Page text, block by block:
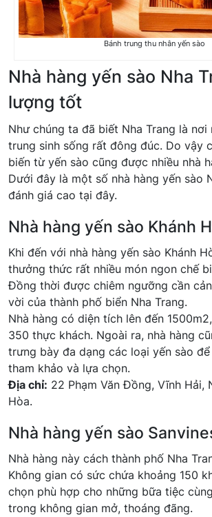
Bánh trung thu nhân yến sào
Nhà hàng yến sào Nha
lượng tốt
Như chúng ta đã biết Nha Trang là nơi
trung sinh sống rất đông đúc. Do vậy
biến từ yến sào cũng được nhiều nhà
Dưới đây là một số nhà hàng yến sào
đánh giá cao tại đây.
Nhà hàng yến sào Khánh
Khi đến với nhà hàng yến sào Khánh
thưởng thức rất nhiều món ngon chế
Đồng thời được chiêm ngưỡng cần
vời của thành phố biển Nha Trang.
Nhà hàng có diện tích lên đến
350 thực khách. Ngoài ra, nhà hàng
trưng bày đa dạng các loại yến sào để
tham khảo và lựa chọn.
Địa chỉ: 22 Phạm Văn Đồng, Vĩnh Hải,
Hòa.
Nhà hàng yến sào
Nhà hàng này cách thành phố Nha
Không gian có sức chứa khoảng 150
chọn phù hợp cho những bữa tiệc
trong không gian mở, thoáng đãng.